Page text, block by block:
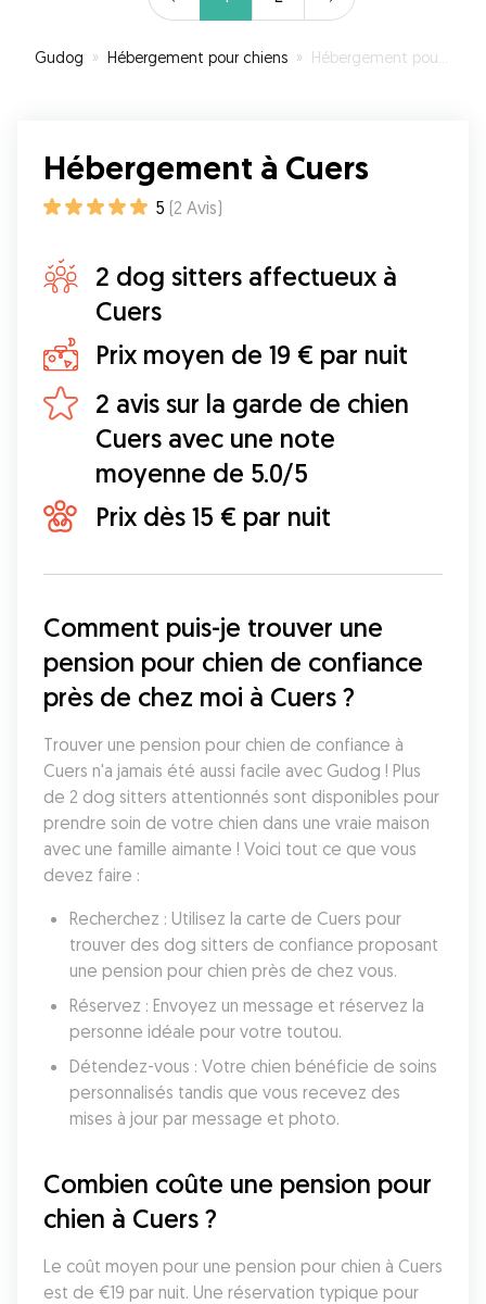
Gudog » Hébergement pour chiens » Hébergement pour votre chien à Cuers
Hébergement à Cuers
5 (2 Avis)
2 dog sitters affectueux à
Cuers
Prix moyen de 19 € par nuit
2 avis sur la garde de chien
Cuers avec une note
moyenne de 5.0/5
Prix dès 15 € par nuit
Comment puis-je trouver une
pension pour chien de confiance
près de chez moi à Cuers ?
Trouver une pension pour chien de confiance à
Cuers n'a jamais été aussi facile avec Gudog ! Plus
de 2 dog sitters attentionnés sont disponibles pour
prendre soin de votre chien dans une vraie maison
avec une famille aimante ! Voici tout ce que vous
devez faire :
Recherchez : Utilisez la carte de Cuers pour
trouver des dog sitters de confiance proposant
une pension pour chien près de chez vous.
Réservez : Envoyez un message et réservez la
personne idéale pour votre toutou.
Détendez-vous : Votre chien bénéficie de soins
personnalisés tandis que vous recevez des
mises à jour par message et photo.
Combien coûte une pension pour
chien à Cuers ?
Le coût moyen pour une pension pour chien à Cuers
est de €19 par nuit. Une réservation typique pour